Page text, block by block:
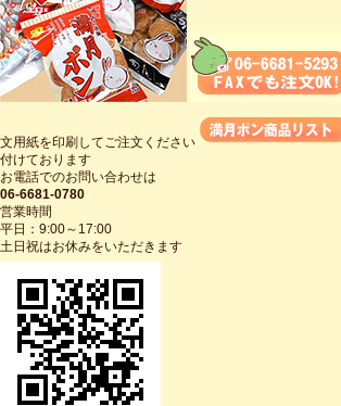
文用紙を印刷してご注文ください
付けております
お電話でのお問い合わせは
06-6681-0780
営業時間
平日：9:00～17:00
土日祝はお休みをいただきます